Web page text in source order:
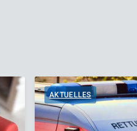
AKTUELLES